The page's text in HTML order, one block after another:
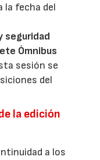
la fecha del
seguridad
Ómnibus
sesión se
del
la edición
a los